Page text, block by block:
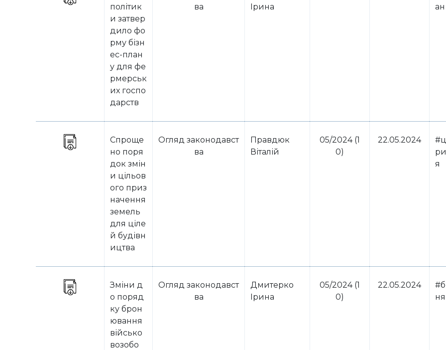
політик
и затвер
дило фо
рму бізн
ес-план
у для фе
рмерськ
их госпо
дарств
ва
Ірина
ан
Спроще
но поря
док змін
и цільов
ого приз
начення
земель
для ціле
й будівн
ицтва
Огляд законодавст
ва
Правдюк
Віталій
05/2024 (1
0)
22.05.2024
я
Зміни д
о поряд
ку брон
ювання
військо
возобо
Огляд законодавст
ва
Дмитерко
Ірина
05/2024 (1
0)
22.05.2024
ня